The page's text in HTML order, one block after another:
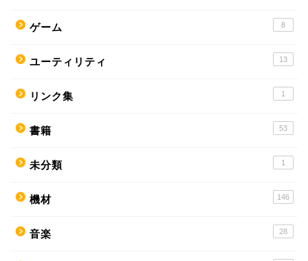
ゲーム 8
ユーティリティ 13
リンク集 1
書籍 53
未分類 1
機材 146
音楽 28